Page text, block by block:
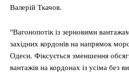
Валерій Ткачов.
"Вагонопотік із зерновими
західних кордонів на напрямок
Одеси. Фіксується зменшення
вантажів на кордонах із усіма без